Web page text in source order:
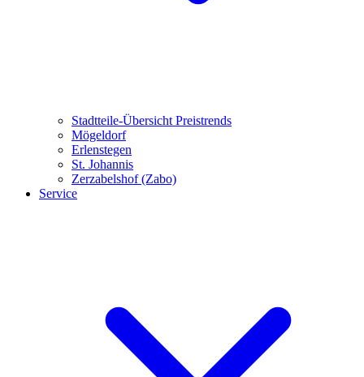
Stadtteile-Übersicht Preistrends
Mögeldorf
Erlenstegen
St. Johannis
Zerzabelshof (Zabo)
Service